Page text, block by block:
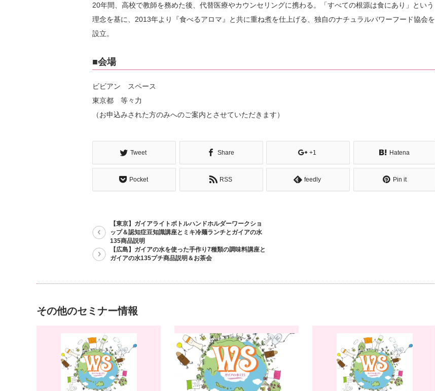
20年間、高校で教師を務めた後、代替医療やカウンセリングに携わる。「すべての根源は食にあり」という
理念を基に、2013年より『食べるアロマ』と共に重ね煮を仕上げる、独自のナチュラルパワーフード協会を
設立。
■会場
ビビアン スペース
東京都 等々力
（お申込みされた方のみへのご案内とさせていただきます）
Tweet Share +1 Hatena
Pocket RSS feedly Pin it
【東京】ガイアライトボトルハンドホルダーワークショ
ップ＆認知症豆知識講座とミキ冷麺ランチとガイアの水
135商品説明
【広島】ガイアの水を使った手作り7種類の調味料講座と
ガイアの水135プチ商品説明＆お茶会
その他のセミナー情報